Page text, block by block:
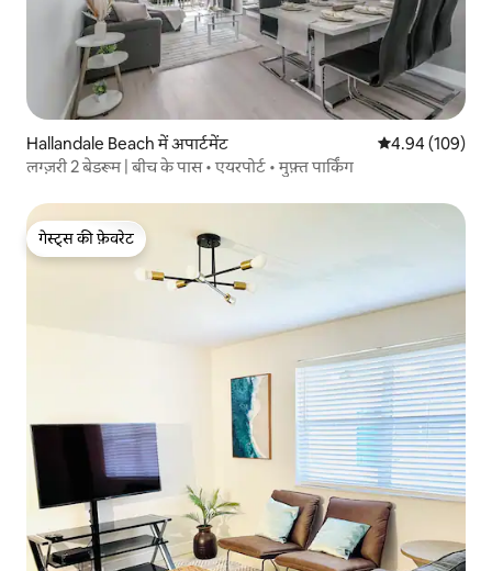
Hallandale Beach में अपार्टमेंट औसत रेटिंग 5 में से
4.94 (109)
लग्ज़री 2 बेडरूम | बीच के पास • एयरपोर्ट • मुफ़्त पार्किंग
गेस्ट्स की फ़ेवरेट
गेस्ट्स की फ़ेवरेट